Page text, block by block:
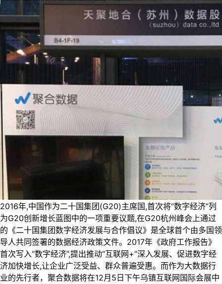
2016年,中国作为二十国集团(G20)主席国,首次将“数字经济”列
为G20创新增长蓝图中的一项重要议题,在G20杭州峰会上通过
的《二十国集团数字经济发展与合作倡议》是全球首个由多国领
导人共同签署的数据经济政策文件。2017年《政府工作报告》
首次写入“数字经济”,提出推动“互联网+”深入发展、促进数字经
济加快增长,让企业广泛受益、群众普遍受惠。而作为大数据行
业的先行者，聚合数据将在12月5日下午乌镇互联网国际会展中